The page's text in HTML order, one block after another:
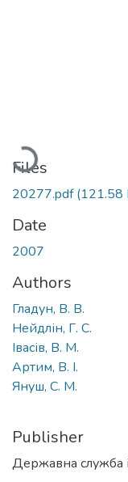
Loading...
Files
20277.pdf(121.58
Date
2007
Authors
Гладун, В. В.
Нейдлін, Г. С.
Івасів, В. М.
Артим, В. І.
Януш, С. М.
Publisher
Державна служба